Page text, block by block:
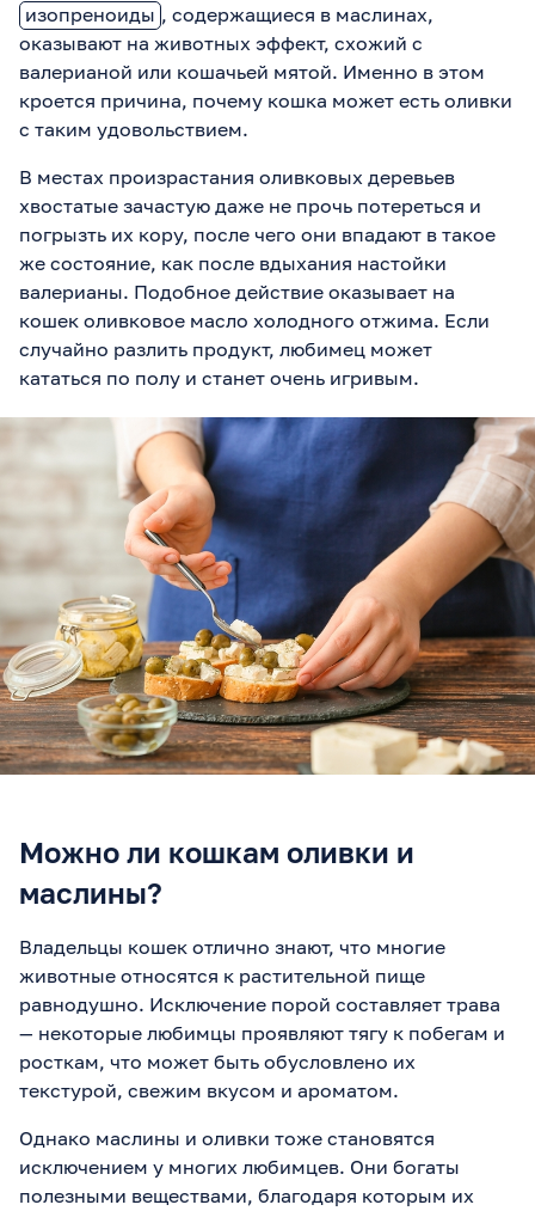
изопреноиды , содержащиеся в маслинах,
оказывают на животных эффект, схожий с
валерианой или кошачьей мятой. Именно в этом
кроется причина, почему кошка может есть оливки
с таким удовольствием.
В местах произрастания оливковых деревьев
хвостатые зачастую даже не прочь потереться и
погрызть их кору, после чего они впадают в такое
же состояние, как после вдыхания настойки
валерианы. Подобное действие оказывает на
кошек оливковое масло холодного отжима. Если
случайно разлить продукт, любимец может
кататься по полу и станет очень игривым.
Можно ли кошкам оливки и
маслины?
Владельцы кошек отлично знают, что многие
животные относятся к растительной пище
равнодушно. Исключение порой составляет трава
— некоторые любимцы проявляют тягу к побегам и
росткам, что может быть обусловлено их
текстурой, свежим вкусом и ароматом.
Однако маслины и оливки тоже становятся
исключением у многих любимцев. Они богаты
полезными веществами, благодаря которым их